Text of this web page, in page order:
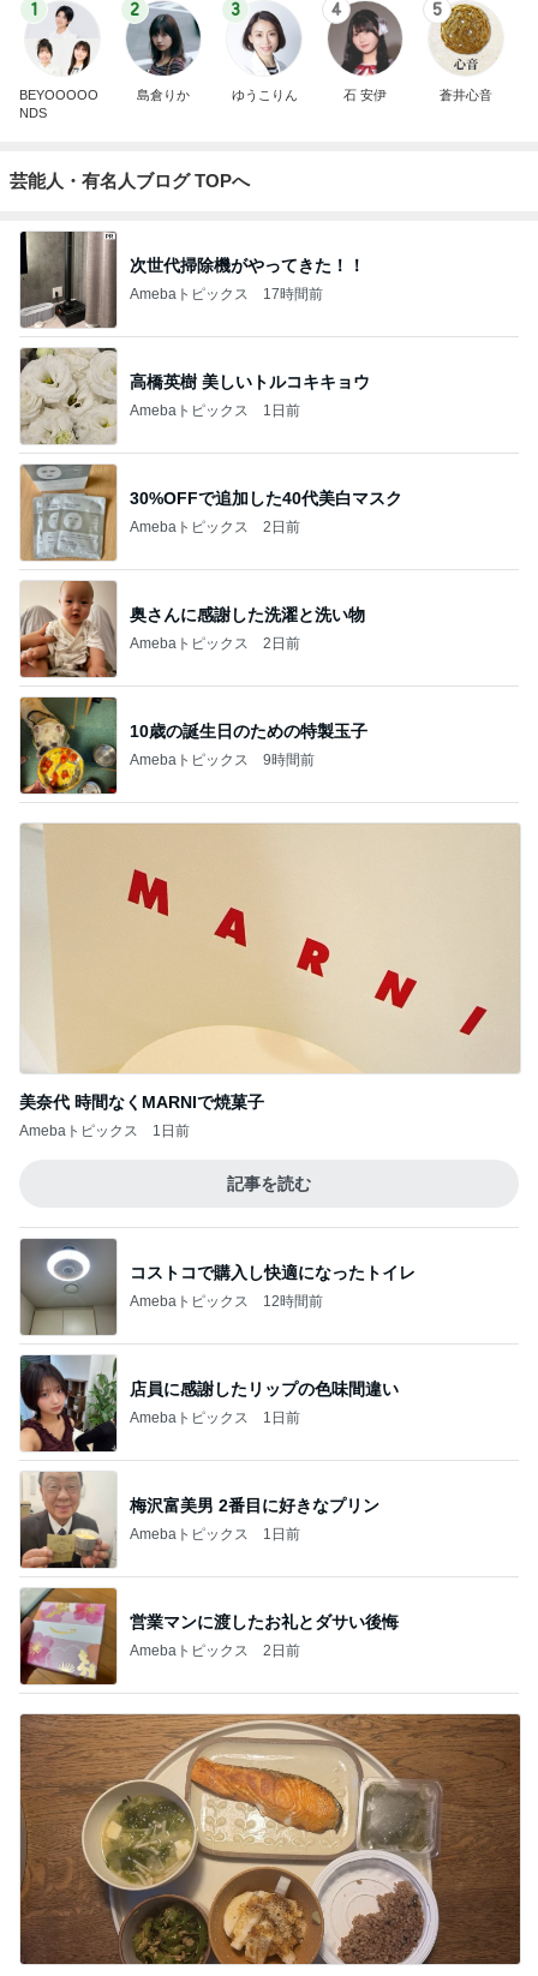
1
BEYOOOOO
NDS
2
島倉りか
3
ゆうこりん
4
石 安伊
5
蒼井心音
芸能人・有名人ブログ TOPへ
次世代掃除機がやってきた！！
Amebaトピックス 17時間前
高橋英樹 美しいトルコキキョウ
Amebaトピックス 1日前
30%OFFで追加した40代美白マスク
Amebaトピックス 2日前
奥さんに感謝した洗濯と洗い物
Amebaトピックス 2日前
10歳の誕生日のための特製玉子
Amebaトピックス 9時間前
美奈代 時間なくMARNIで焼菓子
Amebaトピックス 1日前
記事を読む
コストコで購入し快適になったトイレ
Amebaトピックス 12時間前
店員に感謝したリップの色味間違い
Amebaトピックス 1日前
梅沢富美男 2番目に好きなプリン
Amebaトピックス 1日前
営業マンに渡したお礼とダサい後悔
Amebaトピックス 2日前